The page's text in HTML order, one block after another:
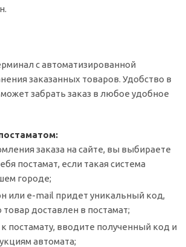
с автоматизированной
заказанных товаров. Удобство в
забрать заказ в любое удобное
заказа на сайте, вы выбираете
постамат, если такая система
городе;
или e-mail придет уникальный код,
товар доставлен в постамат;
постамату, вводите полученный код и
автомата;